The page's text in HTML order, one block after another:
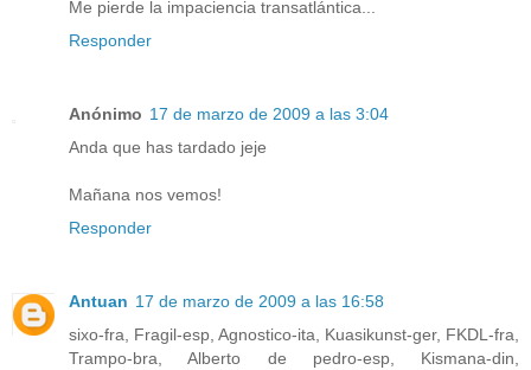
Me pierde la impaciencia transatlántica...
Responder
Anónimo 17 de marzo de 2009 a las 3:04
Anda que has tardado jeje
Mañana nos vemos!
Responder
Antuan 17 de marzo de 2009 a las 16:58
sixo-fra, Fragil-esp, Agnostico-ita, Kuasikunst-ger, FKDL-fra,
Trampo-bra, Alberto de pedro-esp, Kismana-din,